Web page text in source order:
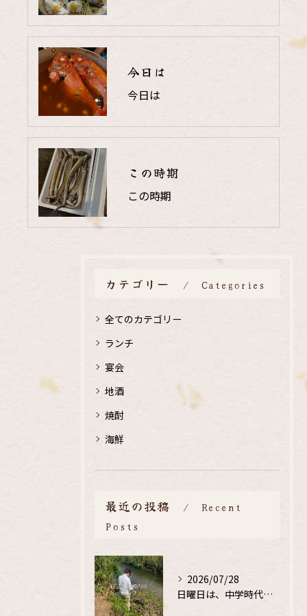
今日は
今日は
この時期
この時期
カテゴリー Categories
全てのカテゴリー
ランチ
宴会
地酒
焼酎
海鮮
最近の投稿
Recent
Posts
2026/07/28
日曜日は、中学時代の、同級生と鮎釣り